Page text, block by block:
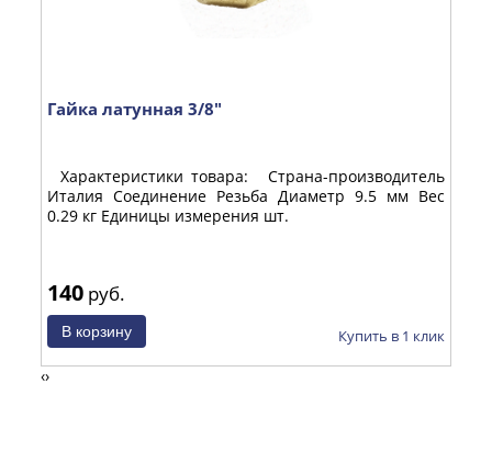
Гайка латунная 3/8"
Характеристики товара: Страна-производитель
Италия Соединение Резьба Диаметр 9.5 мм Вес
0.29 кг Единицы измерения шт.
140 руб.
Купить в 1 клик
‹›